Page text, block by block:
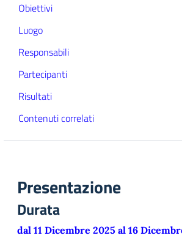
Obiettivi
Luogo
Responsabili
Partecipanti
Risultati
Contenuti correlati
Presentazione
Durata
dal 11 Dicembre 2025 al 16